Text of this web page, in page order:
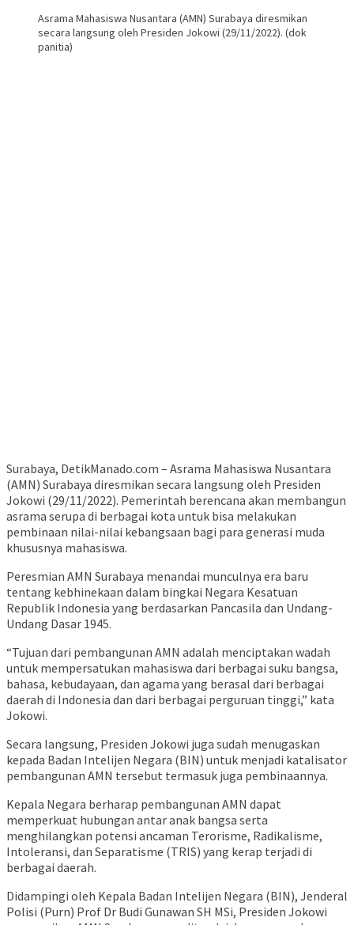
Asrama Mahasiswa Nusantara (AMN) Surabaya diresmikan
secara langsung oleh Presiden Jokowi (29/11/2022). (dok
panitia)
Surabaya, DetikManado.com – Asrama Mahasiswa Nusantara
(AMN) Surabaya diresmikan secara langsung oleh Presiden
Jokowi (29/11/2022). Pemerintah berencana akan membangun
asrama serupa di berbagai kota untuk bisa melakukan
pembinaan nilai-nilai kebangsaan bagi para generasi muda
khususnya mahasiswa.
Peresmian AMN Surabaya menandai munculnya era baru
tentang kebhinekaan dalam bingkai Negara Kesatuan
Republik Indonesia yang berdasarkan Pancasila dan Undang-
Undang Dasar 1945.
“Tujuan dari pembangunan AMN adalah menciptakan wadah
untuk mempersatukan mahasiswa dari berbagai suku bangsa,
bahasa, kebudayaan, dan agama yang berasal dari berbagai
daerah di Indonesia dan dari berbagai perguruan tinggi,” kata
Jokowi.
Secara langsung, Presiden Jokowi juga sudah menugaskan
kepada Badan Intelijen Negara (BIN) untuk menjadi katalisator
pembangunan AMN tersebut termasuk juga pembinaannya.
Kepala Negara berharap pembangunan AMN dapat
memperkuat hubungan antar anak bangsa serta
menghilangkan potensi ancaman Terorisme, Radikalisme,
Intoleransi, dan Separatisme (TRIS) yang kerap terjadi di
berbagai daerah.
Didampingi oleh Kepala Badan Intelijen Negara (BIN), Jenderal
Polisi (Purn) Prof Dr Budi Gunawan SH MSi, Presiden Jokowi